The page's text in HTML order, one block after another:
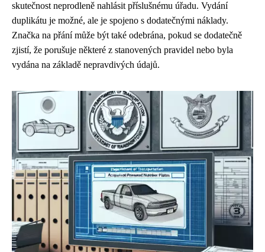
skutečnost neprodleně nahlásit příslušnému úřadu. Vydání
duplikátu je možné, ale je spojeno s dodatečnými náklady.
Značka na přání může být také odebrána, pokud se dodatečně
zjistí, že porušuje některé z stanovených pravidel nebo byla
vydána na základě nepravdivých údajů.